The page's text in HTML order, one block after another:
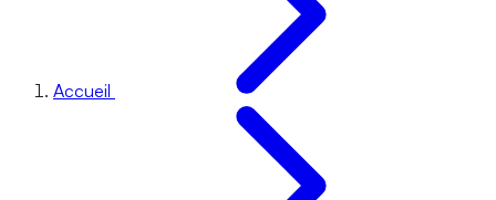
Accueil